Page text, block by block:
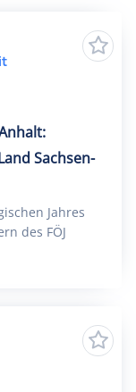
Sachsen-
Jahres
des FÖJ